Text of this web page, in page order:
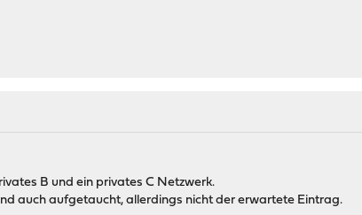
B und ein privates C Netzwerk.
auch aufgetaucht, allerdings nicht der erwartete Eintrag.